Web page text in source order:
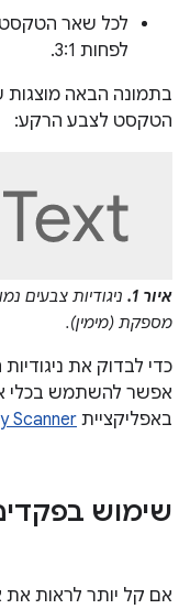
לכל שאר
לפחות 3:1.
בתמונה הבאה מוצגות
הטקסט לצבע הרקע:
איור 1.
ניגודיות צבעים
מספקת (מימין).
כדי לבדוק את
אפשר להשתמש בכלי
באפליקציית Scanner
שימוש
אם קל יותר לראות